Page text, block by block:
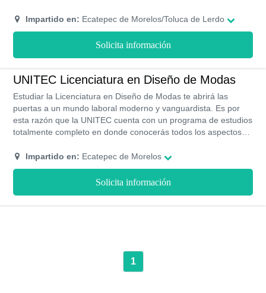
Impartido en: Ecatepec de Morelos/Toluca de Lerdo
Solicita información
UNITEC Licenciatura en Diseño de Modas
Estudiar la Licenciatura en Diseño de Modas te abrirá las
puertas a un mundo laboral moderno y vanguardista. Es por
esta razón que la UNITEC cuenta con un programa de estudios
totalmente completo en donde conocerás todos los aspectos
pero con dedicación podrás obtener una beca académica que
te otorga hasta un 30% de descuento sobre el monto de la
Impartido en: Ecatepec de Morelos
Solicita información
1